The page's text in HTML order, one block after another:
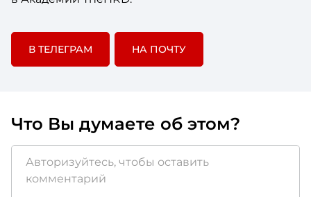
В ТЕЛЕГРАМ НА ПОЧТУ
Что Вы думаете об этом?